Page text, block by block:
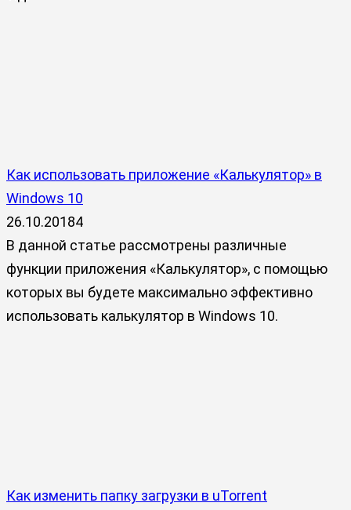
Как использовать приложение «Калькулятор» в
Windows 10
26.10.20184
В данной статье рассмотрены различные
функции приложения «Калькулятор», с помощью
которых вы будете максимально эффективно
использовать калькулятор в Windows 10.
Как изменить папку загрузки в uTorrent